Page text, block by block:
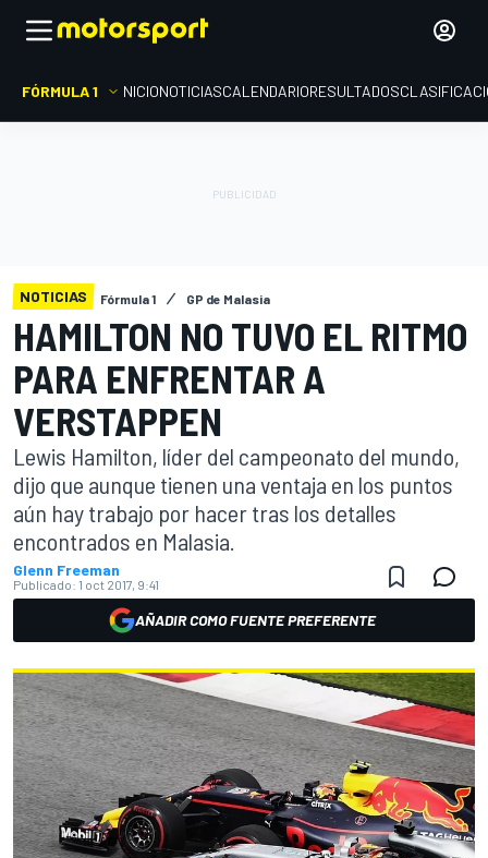
FÓRMULA 1 INICIONOTICIASCALENDARIORESULTADOS
NOTICIAS Fórmula 1 GP de Malasia
HAMILTON NO TUVO EL RITMO
PARA ENFRENTAR A
VERSTAPPEN
Lewis Hamilton, líder del campeonato del mundo,
dijo que aunque tienen una ventaja en los puntos
aún hay trabajo por hacer tras los detalles
encontrados en Malasia.
Glenn Freeman
Publicado: 1 oct 2017, 9:41
AÑADIR COMO FUENTE PREFERENTE